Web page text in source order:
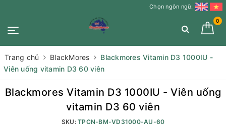
Chọn ngôn ngữ:
0
Trang chủ BlackMores
Blackmores Vitamin D3 1000IU -
Viên uống vitamin D3 60 viên
Blackmores Vitamin D3 1000IU - Viên uống
vitamin D3 60 viên
SKU: TPCN-BM-VD31000-AU-60